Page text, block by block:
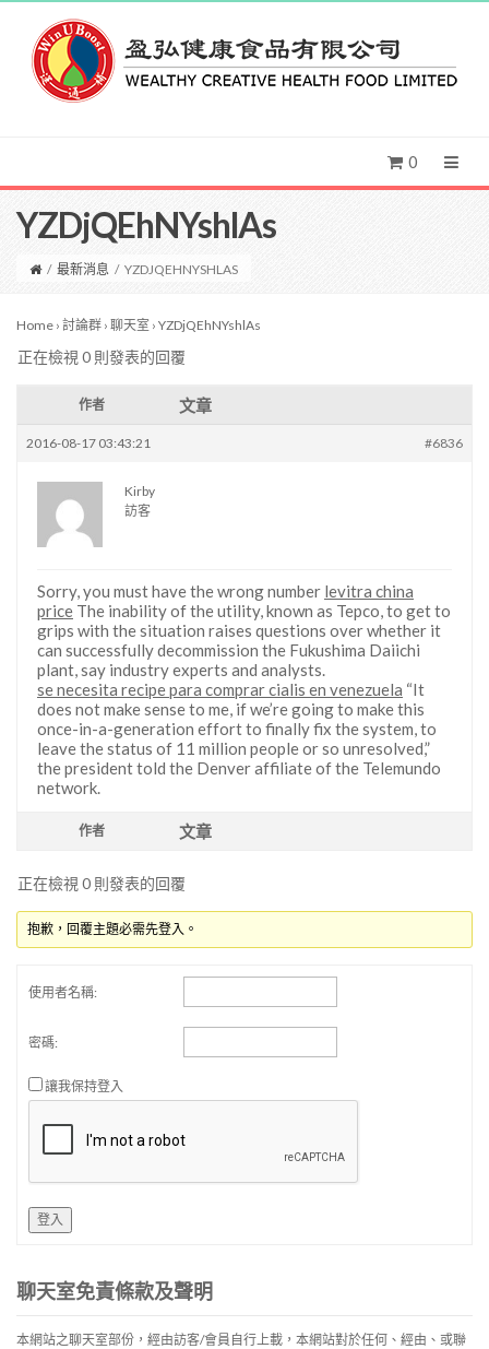
0
YZDjQEhNYshlAs
/ 最新消息 / YZDJQEHNYSHLAS
Home › 討論群 › 聊天室 › YZDjQEhNYshlAs
正在檢視 0 則發表的回覆
作者 文章
2016-08-17 03:43:21 #6836
Kirby
訪客
Sorry, you must have the wrong number levitra china
price The inability of the utility, known as Tepco, to get to
grips with the situation raises questions over whether it
can successfully decommission the Fukushima Daiichi
plant, say industry experts and analysts.
se necesita recipe para comprar cialis en venezuela “It
does not make sense to me, if we’re going to make this
once-in-a-generation effort to finally fix the system, to
leave the status of 11 million people or so unresolved,”
the president told the Denver affiliate of the Telemundo
network.
作者 文章
正在檢視 0 則發表的回覆
抱歉，回覆主題必需先登入。
使用者名稱:
密碼:
讓我保持登入
登入
聊天室免責條款及聲明
本網站之聊天室部份，經由訪客/會員自行上載，本網站對於任何、經由、或聯